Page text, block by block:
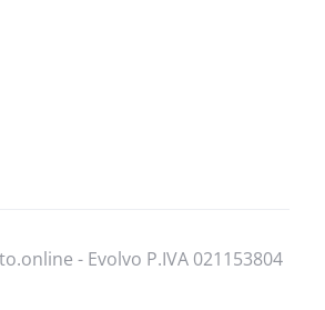
- Evolvo P.IVA 021​153​804​